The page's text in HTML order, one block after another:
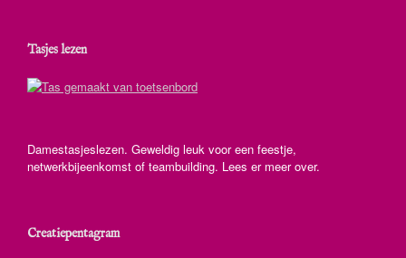
Tasjes lezen
Damestasjeslezen. Geweldig leuk voor een feestje,
netwerkbijeenkomst of teambuilding. Lees er meer over.
Creatiepentagram